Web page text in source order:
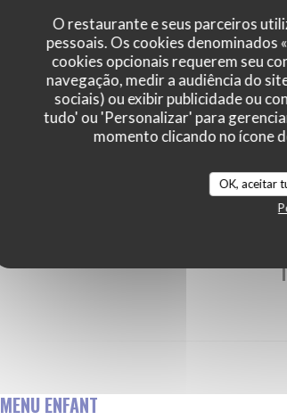
O restaurante e seus parceiros
pessoais. Os cookies
cookies opcionais requerem seu
navegação, medir a audiência do
sociais) ou exibir publicidade ou
tudo' ou 'Personalizar' para
momento clicando no ícone
OK, aceitar
MENU ENFANT